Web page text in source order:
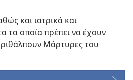
και ιατρικά και
τα οποία πρέπει να έχουν
Μάρτυρες του